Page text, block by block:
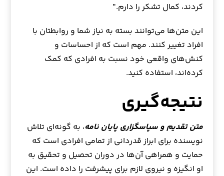
کردند، کمال تشکر را دارم.”
این متن‌ها می‌توانند بسته به نیاز شما و روابطتان با
افراد تغییر کنند. مهم است که از احساسات و
کنش‌های واقعی خود نسبت به افرادی که کمک
کرده‌اند، استفاده کنید.
نتیجه‌گیری
متن تقدیم و سپاسگزاری پایان نامه، به گونه‌ای تلاش
نویسنده برای ابراز قدردانی از تمامی افرادی است که
حمایت و همراهی آن‌ها در دوران تحصیل و تحقیق به
او انگیزه و نیروی لازم برای پیشرفت را داده است. این